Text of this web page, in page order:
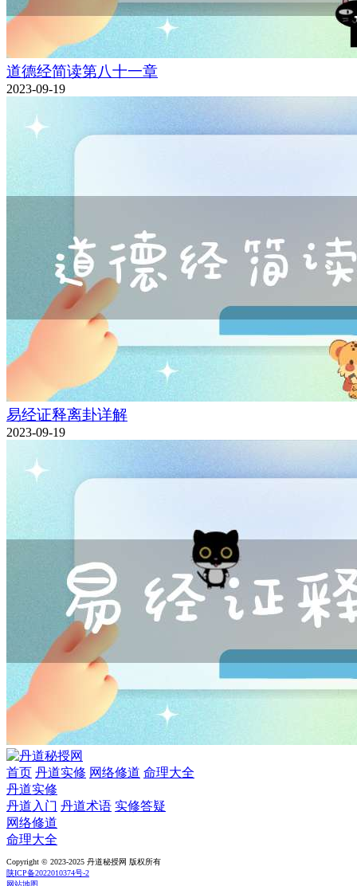
道德经简读第八十一章
2023-09-19
易经证释离卦详解
2023-09-19
首页 丹道实修 网络修道 命理大全
丹道实修
丹道入门 丹道术语 实修答疑
网络修道
命理大全
Copyright © 2023-2025 丹道秘授网 版权所有
陕ICP备2022010374号-2
网站地图